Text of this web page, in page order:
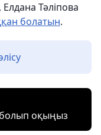
Тәліпова
болатын.
оқыңыз